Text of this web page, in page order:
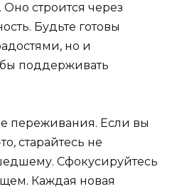
строится через
Будьте готовы
но и
поддерживать
переживания. Если вы
старайтесь не
Сфокусируйтесь
Каждая новая